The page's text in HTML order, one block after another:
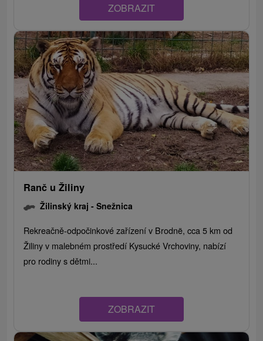
ZOBRAZIT
Ranč u Žiliny
Žilinský kraj -Snežnica
Rekreačně-odpočinkové zařízení v Brodnë, cca 5 km od
Žiliny v malebném prostředí Kysucké Vrchoviny, nabízí
pro rodiny s dětmi...
ZOBRAZIT